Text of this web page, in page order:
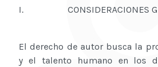
I. CONSIDERACIONES
El derecho de autor busca la
y el talento humano en los